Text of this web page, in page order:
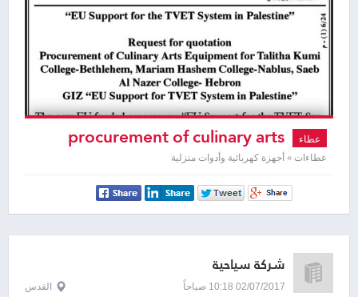
عطاء procurement of culinary arts
equipment
عطاءات » أجهزة كهربائية وأدوات منزلية
شركة سياحية
02/07/2017 10:18 صباحاً القدس